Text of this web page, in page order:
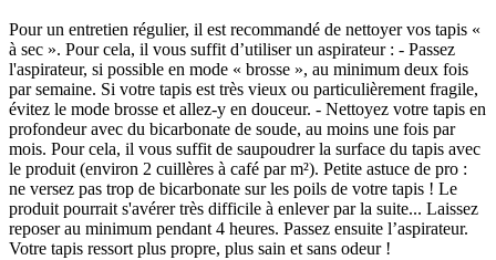
Pour un entretien régulier, il est recommandé de nettoyer vos tapis «
à sec ». Pour cela, il vous suffit d’utiliser un aspirateur : - Passez
l'aspirateur, si possible en mode « brosse », au minimum deux fois
par semaine. Si votre tapis est très vieux ou particulièrement fragile,
évitez le mode brosse et allez-y en douceur. - Nettoyez votre tapis en
profondeur avec du bicarbonate de soude, au moins une fois par
mois. Pour cela, il vous suffit de saupoudrer la surface du tapis avec
le produit (environ 2 cuillères à café par m²). Petite astuce de pro :
ne versez pas trop de bicarbonate sur les poils de votre tapis ! Le
produit pourrait s'avérer très difficile à enlever par la suite... Laissez
reposer au minimum pendant 4 heures. Passez ensuite l’aspirateur.
Votre tapis ressort plus propre, plus sain et sans odeur !